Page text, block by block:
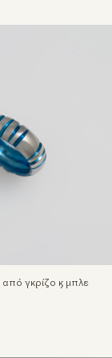
από γκρίζο & μπλε